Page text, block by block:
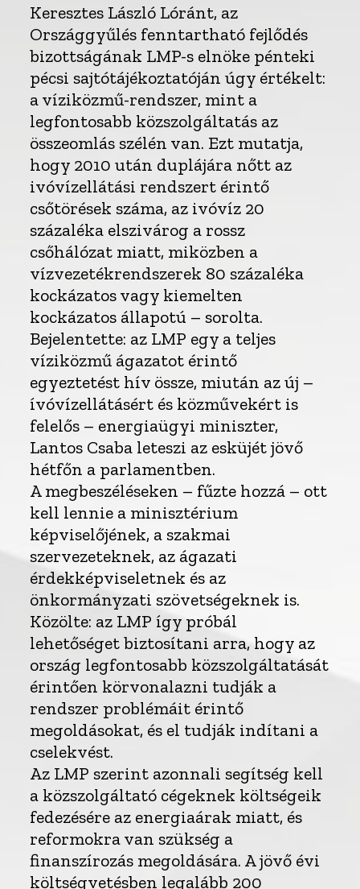
Keresztes László Lóránt, az
Országgyűlés fenntartható fejlődés
bizottságának LMP-s elnöke pénteki
pécsi sajtótájékoztatóján úgy értékelt:
a víziközmű-rendszer, mint a
legfontosabb közszolgáltatás az
összeomlás szélén van. Ezt mutatja,
hogy 2010 után duplájára nőtt az
ivóvízellátási rendszert érintő
csőtörések száma, az ivóvíz 20
százaléka elszivárog a rossz
csőhálózat miatt, miközben a
vízvezetékrendszerek 80 százaléka
kockázatos vagy kiemelten
kockázatos állapotú – sorolta.
Bejelentette: az LMP egy a teljes
víziközmű ágazatot érintő
egyeztetést hív össze, miután az új –
ívóvízellátásért és közművekért is
felelős – energiaügyi miniszter,
Lantos Csaba leteszi az esküjét jövő
hétfőn a parlamentben.
A megbeszéléseken – fűzte hozzá – ott
kell lennie a minisztérium
képviselőjének, a szakmai
szervezeteknek, az ágazati
érdekképviseletnek és az
önkormányzati szövetségeknek is.
Közölte: az LMP így próbál
lehetőséget biztosítani arra, hogy az
ország legfontosabb közszolgáltatását
érintően körvonalazni tudják a
rendszer problémáit érintő
megoldásokat, és el tudják indítani a
cselekvést.
Az LMP szerint azonnali segítség kell
a közszolgáltató cégeknek költségeik
fedezésére az energiaárak miatt, és
reformokra van szükség a
finanszírozás megoldására. A jövő évi
költségvetésben legalább 200